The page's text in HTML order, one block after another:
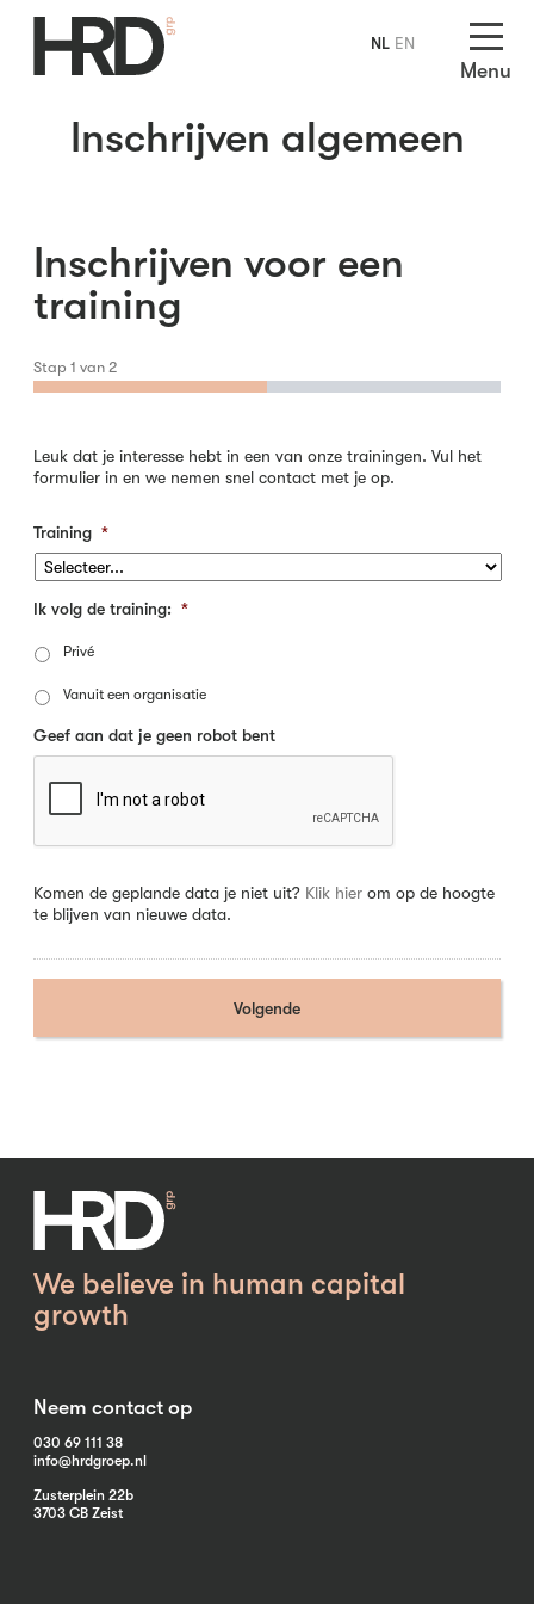
Menu
Inschrijven algemeen
Inschrijven voor een
training
Stap 1 van 2
Leuk dat je interesse hebt in een van onze trainingen. Vul het
formulier in en we nemen snel contact met je op.
Training *
Ik volg de training: *
Privé
Vanuit een organisatie
Geef aan dat je geen robot bent
Komen de geplande data je niet uit? Klik hier om op de hoogte
te blijven van nieuwe data.
We believe in human capital
growth
Neem contact op
030 69 111 38
info@hrdgroep.nl
Zusterplein 22b
3703 CB Zeist
NL EN